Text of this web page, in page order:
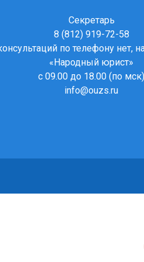
Секретарь
8 (812) 919-72-58
по телефону нет,
«Народный юрист»
с 09.00 до 18.00 (по мск)
info@ouzs.ru